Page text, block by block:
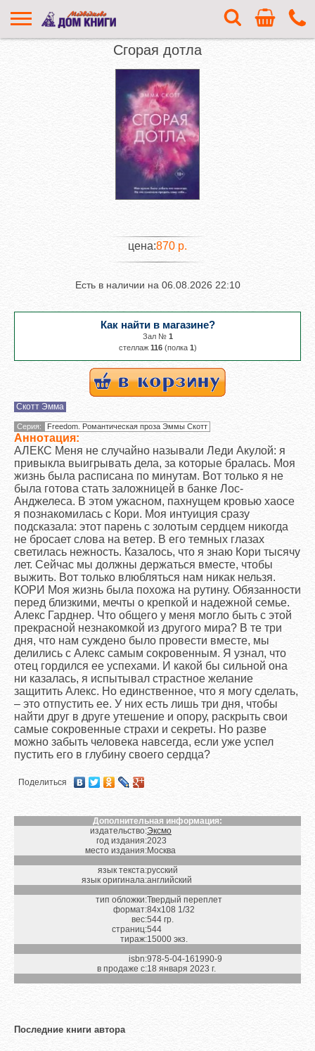
Сгорая дотла
Скотт Эмма
Серия: Freedom. Романтическая проза Эммы Скотт
Аннотация:
АЛЕКС Меня не случайно называли Леди Акулой: я
привыкла выигрывать дела, за которые бралась. Моя
жизнь была расписана по минутам. Вот только я не
была готова стать заложницей в банке Лос-
Анджелеса. В этом ужасном, пахнущем кровью хаосе
я познакомилась с Кори. Моя интуиция сразу
подсказала: этот парень с золотым сердцем никогда
не бросает слова на ветер. В его темных глазах
светилась нежность. Казалось, что я знаю Кори тысячу
лет. Сейчас мы должны держаться вместе, чтобы
выжить. Вот только влюбляться нам никак нельзя.
КОРИ Моя жизнь была похожа на рутину. Обязанности
перед близкими, мечты о крепкой и надежной семье.
Алекс Гарднер. Что общего у меня могло быть с этой
прекрасной незнакомкой из другого мира? В те три
дня, что нам суждено было провести вместе, мы
делились с Алекс самым сокровенным. Я узнал, что
отец гордился ее успехами. И какой бы сильной она
ни казалась, я испытывал страстное желание
защитить Алекс. Но единственное, что я могу сделать,
– это отпустить ее. У них есть лишь три дня, чтобы
найти друг в друге утешение и опору, раскрыть свои
самые сокровенные страхи и секреты. Но разве
можно забыть человека навсегда, если уже успел
пустить его в глубину своего сердца?
Поделиться
Дополнительная информация:
издательство:Эксмо
год издания:2023
место издания:Москва
язык текста:русский
язык оригинала:английский
тип обложки:Твердый переплет
формат:84х108 1/32
вес:544 гр.
страниц:544
тираж:15000 экз.
isbn:978-5-04-161990-9
в продаже с:18 января 2023 г.
Последние книги автора
цена:870 р.
Есть в наличии на 06.08.2026 22:10
Как найти в магазине?
Зал № 1
cтеллаж 116(полка 1)